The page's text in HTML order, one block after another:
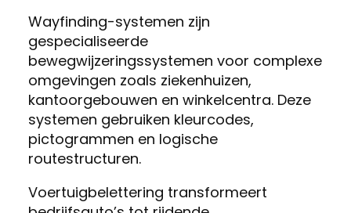
Wayfinding-systemen zijn
gespecialiseerde
bewegwijzeringssystemen voor complexe
omgevingen zoals ziekenhuizen,
kantoorgebouwen en winkelcentra. Deze
systemen gebruiken kleurcodes,
pictogrammen en logische
routestructuren.
Voertuigbelettering transformeert